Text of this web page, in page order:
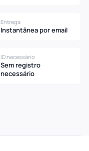
Entrega
Instantânea por email
ID necessário
Sem registro
necessário